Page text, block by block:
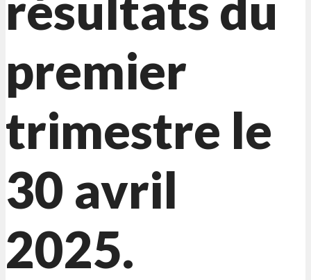
premier
trimestre le
30 avril
2025.